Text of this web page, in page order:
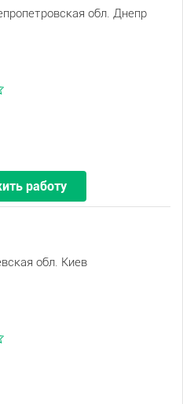
обл. Днепр
работу
обл. Киев